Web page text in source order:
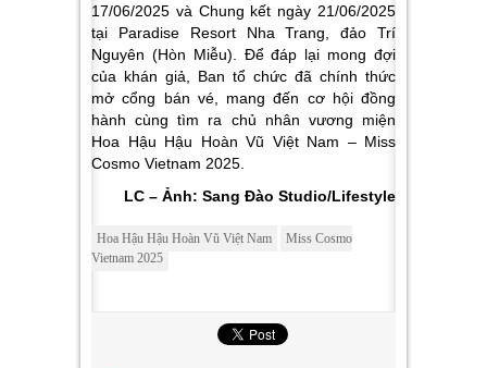
17/06/2025 và Chung kết ngày 21/06/2025
tại Paradise Resort Nha Trang, đảo Trí
Nguyên (Hòn Miễu). Để đáp lại mong đợi
của khán giả, Ban tổ chức đã chính thức
mở cổng bán vé, mang đến cơ hội đồng
hành cùng tìm ra chủ nhân vương miện
Hoa Hậu Hậu Hoàn Vũ Việt Nam – Miss
Cosmo Vietnam 2025.
LC – Ảnh: Sang Đào Studio/Lifestyle
Hoa Hậu Hậu Hoàn Vũ Việt Nam
Miss Cosmo
Vietnam 2025